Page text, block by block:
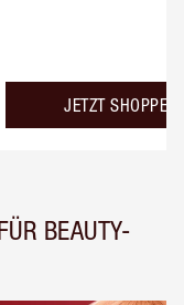
JETZT SHOPPEN
BEAUTY-